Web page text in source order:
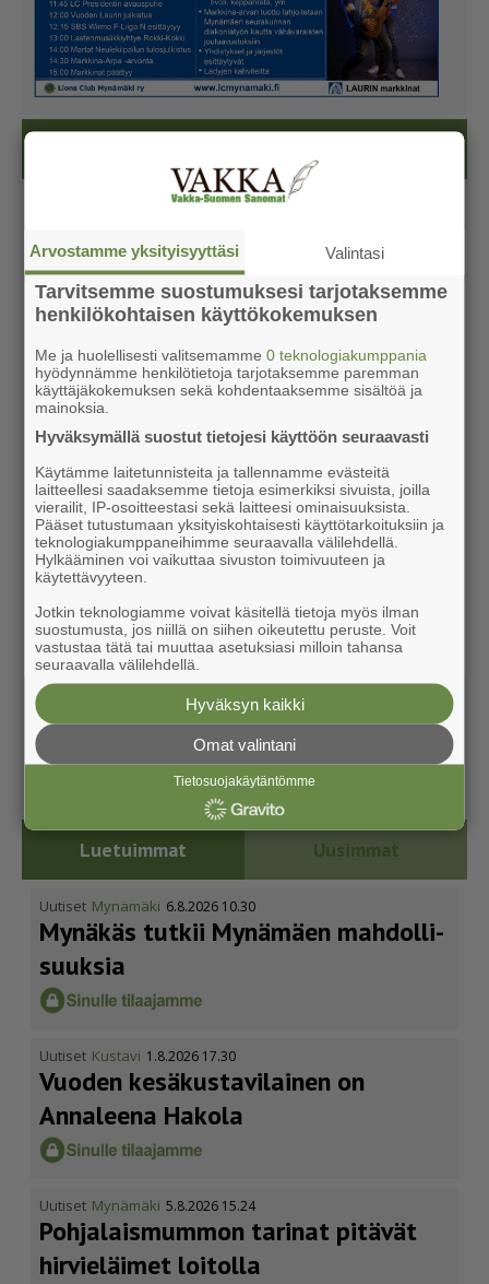
Luetuimmat Uusimmat
Uutiset Mynämäki 6.8.2026 10.30
Mynäkäs tutkii Mynämäen mahdol­li­
suuksia
Uutiset Kustavi 1.8.2026 17.30
Vuoden kesäkus­ta­vi­lainen on
Annaleena Hakola
Uutiset Mynämäki 5.8.2026 15.24
Pohja­lais­mummon tarinat pitävät
hirvieläimet loitolla
Arvostamme yksityisyyttäsi Valintasi
Tarvitsemme suostumuksesi tarjotaksemme
henkilökohtaisen käyttökokemuksen
Me ja huolellisesti valitsemamme0 teknologiakumppania
hyödynnämme henkilötietoja tarjotaksemme paremman
käyttäjäkokemuksen sekä kohdentaaksemme sisältöä ja
mainoksia.
Hyväksymällä suostut tietojesi käyttöön seuraavasti
Käytämme laitetunnisteita ja tallennamme evästeitä
laitteellesi saadaksemme tietoja esimerkiksi sivuista, joilla
vierailit, IP-osoitteestasi sekä laitteesi ominaisuuksista.
Pääset tutustumaan yksityiskohtaisesti käyttötarkoituksiin ja
teknologiakumppaneihimme seuraavalla välilehdellä.
Hylkääminen voi vaikuttaa sivuston toimivuuteen ja
käytettävyyteen.
Jotkin teknologiamme voivat käsitellä tietoja myös ilman
suostumusta, jos niillä on siihen oikeutettu peruste. Voit
vastustaa tätä tai muuttaa asetuksiasi milloin tahansa
seuraavalla välilehdellä.
Hyväksyn kaikki
Omat valintani
Tietosuojakäytäntömme